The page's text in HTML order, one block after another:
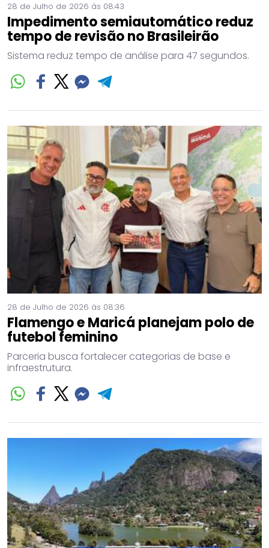
28 de Julho de 2026 às 08:43
Impedimento semiautomático reduz
tempo de revisão no Brasileirão
Sistema reduz tempo de análise para 47 segundos.
28 de Julho de 2026 às 08:36
Flamengo e Maricá planejam polo de
futebol feminino
Parceria busca fortalecer categorias de base e
infraestrutura.